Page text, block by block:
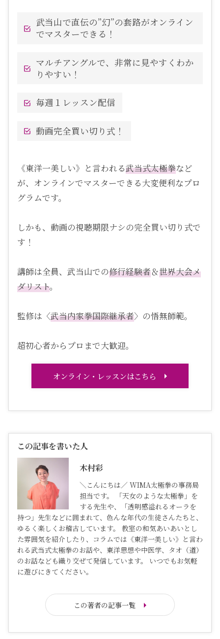
武当山で直伝の”幻”の套路がオンライン
でマスターできる！
マルチアングルで、非常に見やすくわか
りやすい！
毎週１レッスン配信
動画完全買い切り式！
《東洋一美しい》と言われる武当式太極拳など
が、オンラインでマスターできる大変便利なプロ
グラムです。
しかも、動画の視聴期限ナシの完全買い切り式で
す！
講師は全員、武当山での修行経験者＆世界大会メ
ダリスト。
監修は〈武当内家拳国際継承者〉の悟無師範。
超初心者からプロまで大歓迎。
オンライン・レッスンはこちら
この記事を書いた人
木村彩
＼こんにちは／ WIMA太極拳の事務局
担当です。 「天女のような太極拳」を
する先生や、「透明感溢れるオーラを
持つ」先生などに囲まれて、色んな年代の生徒さんたちと、
ゆるく楽しくお稽古しています。 教室の和気あいあいとし
た雰囲気を紹介したり、コラムでは《東洋一美しい》と言わ
れる武当式太極拳のお話や、東洋思想や中医学、タオ（道）
のお話なども織り交ぜて発信しています。 いつでもお気軽
に遊びにきてください。
この著者の記事一覧